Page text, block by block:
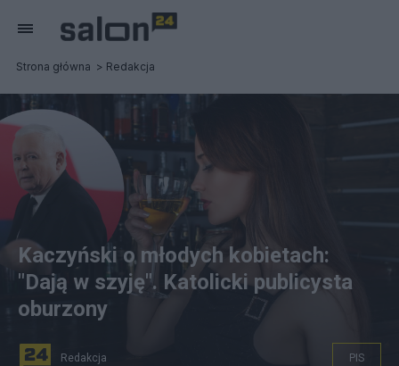
Strona główna Redakcja
Kaczyński o młodych kobietach:
"Dają w szyję". Katolicki publicysta
oburzony
Redakcja PIS